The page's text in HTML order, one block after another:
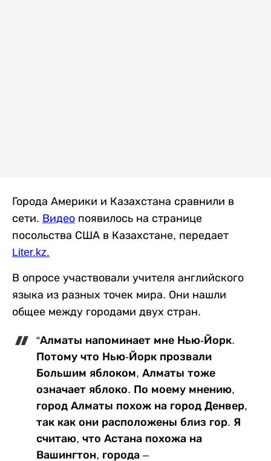
Города Америки и Казахстана сравнили в
сети. Видео появилось на странице
посольства США в Казахстане, передает
Liter.kz.
В опросе участвовали учителя английского
языка из разных точек мира. Они нашли
общее между городами двух стран.
“Алматы напоминает мне Нью-Йорк.
Потому что Нью-Йорк прозвали
Большим яблоком, Алматы тоже
означает яблоко. По моему мнению,
город Алматы похож на город Денвер,
так как они расположены близ гор. Я
считаю, что Астана похожа на
Вашингтон, города –